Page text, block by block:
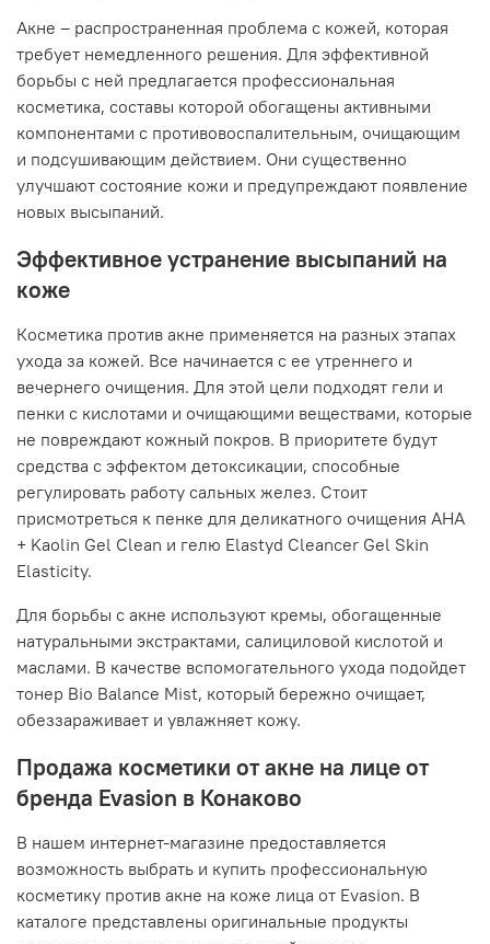
Акне – распространенная проблема с кожей, которая
требует немедленного решения. Для эффективной
борьбы с ней предлагается профессиональная
косметика, составы которой обогащены активными
компонентами с противовоспалительным, очищающим
и подсушивающим действием. Они существенно
улучшают состояние кожи и предупреждают появление
новых высыпаний.
Эффективное устранение высыпаний на
коже
Косметика против акне применяется на разных этапах
ухода за кожей. Все начинается с ее утреннего и
вечернего очищения. Для этой цели подходят гели и
пенки с кислотами и очищающими веществами, которые
не повреждают кожный покров. В приоритете будут
средства с эффектом детоксикации, способные
регулировать работу сальных желез. Стоит
присмотреться к пенке для деликатного очищения AHA
+ Kaolin Gel Clean и гелю Elastyd Cleancer Gel Skin
Elasticity.
Для борьбы с акне используют кремы, обогащенные
натуральными экстрактами, салициловой кислотой и
маслами. В качестве вспомогательного ухода подойдет
тонер Bio Balance Mist, который бережно очищает,
обеззараживает и увлажняет кожу.
Продажа косметики от акне на лице от
бренда Evasion в Конаково
В нашем интернет-магазине предоставляется
возможность выбрать и купить профессиональную
косметику против акне на коже лица от Evasion. В
каталоге представлены оригинальные продукты